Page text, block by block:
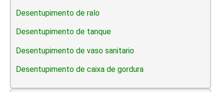
Desentupimento de ralo
Desentupimento de tanque
Desentupimento de vaso sanitario
Desentupimento de caixa de gordura